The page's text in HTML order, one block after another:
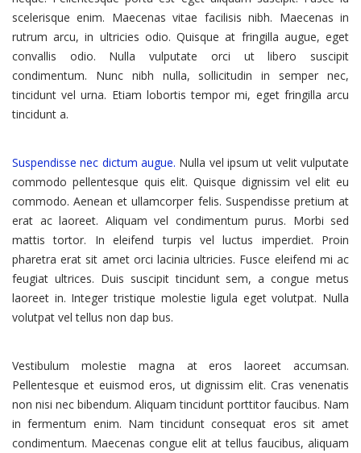
scelerisque enim. Maecenas vitae facilisis nibh. Maecenas in
rutrum arcu, in ultricies odio. Quisque at fringilla augue, eget
convallis odio. Nulla vulputate orci ut libero suscipit
condimentum. Nunc nibh nulla, sollicitudin in semper nec,
tincidunt vel urna. Etiam lobortis tempor mi, eget fringilla arcu
tincidunt a.
Suspendisse nec dictum augue. Nulla vel ipsum ut velit vulputate
commodo pellentesque quis elit. Quisque dignissim vel elit eu
commodo. Aenean et ullamcorper felis. Suspendisse pretium at
erat ac laoreet. Aliquam vel condimentum purus. Morbi sed
mattis tortor. In eleifend turpis vel luctus imperdiet. Proin
pharetra erat sit amet orci lacinia ultricies. Fusce eleifend mi ac
feugiat ultrices. Duis suscipit tincidunt sem, a congue metus
laoreet in. Integer tristique molestie ligula eget volutpat. Nulla
volutpat vel tellus non dap bus.
Vestibulum molestie magna at eros laoreet accumsan.
Pellentesque et euismod eros, ut dignissim elit. Cras venenatis
non nisi nec bibendum. Aliquam tincidunt porttitor faucibus. Nam
in fermentum enim. Nam tincidunt consequat eros sit amet
condimentum. Maecenas congue elit at tellus faucibus, aliquam